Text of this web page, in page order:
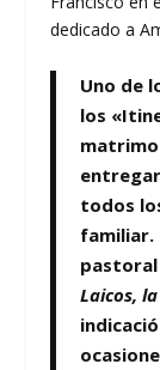
dedicado a
Uno de
los
todos
familiar.
Laicos,